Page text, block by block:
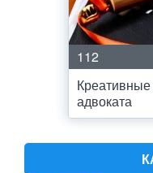
112
адвоката